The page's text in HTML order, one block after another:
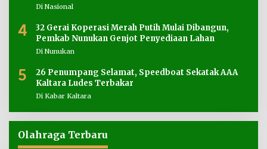
Di Nasional
4
32 Gerai Koperasi Merah Putih Mulai Dibangun,
Pemkab Nunukan Genjot Penyediaan Lahan
Di Nunukan
5
26 Penumpang Selamat, Speedboat Sekatak AAA
Kaltara Ludes Terbakar
Di Kabar Kaltara
Olahraga Terbaru